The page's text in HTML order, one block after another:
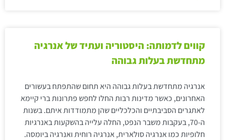
קווים לדמותה: היסטוריה ועתיד של אנרגיה
מתחדשת בעלות גבוהה
אנרגיה מתחדשת בעלות גבוהה היא תחום שהתפתח בעשורים
האחרונים, כאשר מדינות רבות החלו לחפש פתרונות ברי קיימא
לאתגרים הסביבתיים והכלכליים שהן מתמודדות איתם. בשנות
ה-70, בעקבות משבר הנפט, החלה עלייה בהשקעות באנרגיות
חלופיות כמו אנרגיה סולארית, אנרגיה רוחית ואנרגיה ביומסה.